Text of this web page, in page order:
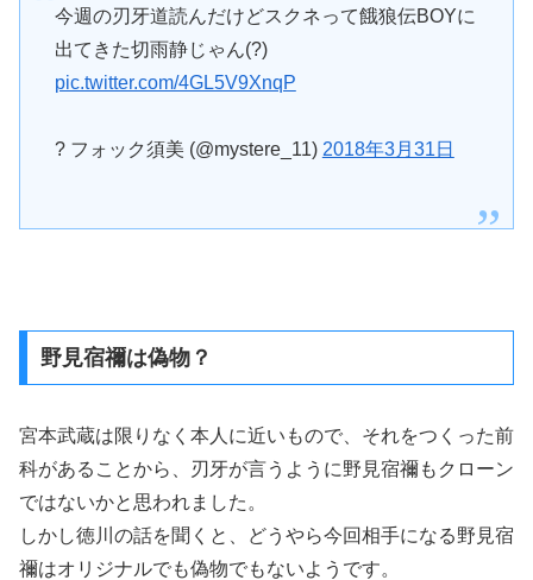
今週の刃牙道読んだけどスクネって餓狼伝BOYに
出てきた切雨静じゃん(?)
pic.twitter.com/4GL5V9XnqP
? フォック須美 (@mystere_11) 2018年3月31日
野見宿禰は偽物？
宮本武蔵は限りなく本人に近いもので、それをつくった前
科があることから、刃牙が言うように野見宿禰もクローン
ではないかと思われました。
しかし徳川の話を聞くと、どうやら今回相手になる野見宿
禰はオリジナルでも偽物でもないようです。